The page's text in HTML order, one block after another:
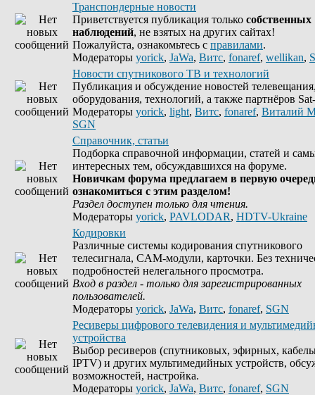
Транспондерные новости
Приветствуется публикация только собственных
наблюдений, не взятых на других сайтах!
Пожалуйста, ознакомьтесь с правилами.
Модераторы yorick, JaWa, Витс, fonaref, wellikan,
Новости спутникового ТВ и технологий
Публикация и обсуждение новостей
оборудования, технологий, а также партнёров
Модераторы yorick, light, Витс, fonaref, Виталий
SGN
Справочник, статьи
Подборка справочной информации, статей и
интересных тем, обсуждавшихся на форуме.
Новичкам форума предлагаем в первую
ознакомиться с этим разделом!
Раздел доступен только для чтения.
Модераторы yorick, PAVLODAR, HDTV-Ukraine
Кодировки
Различные системы кодирования спутникового
телесигнала, CAM-модули, карточки. Без
подробностей нелегального просмотра.
Вход в раздел - только для зарегистрированных
пользователей.
Модераторы yorick, JaWa, Витс, fonaref, SGN
Ресиверы цифрового телевидения и
устройства
Выбор ресиверов (спутниковых, эфирных,
IPTV) и других мультимедийных устройств,
возможностей, настройка.
Модераторы yorick, JaWa, Витс, fonaref, SGN